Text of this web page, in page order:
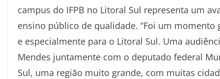
campus do IFPB no Litoral Sul representa um
ensino público de qualidade. “Foi um
e especialmente para o Litoral Sul. Uma
Mendes juntamente com o deputado federal
Sul, uma região muito grande, com muitas